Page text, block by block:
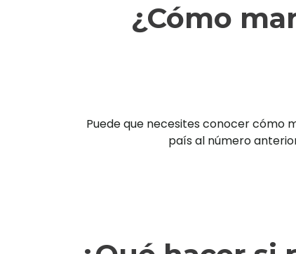
¿Cómo
Puede que necesites conocer cómo
país al número